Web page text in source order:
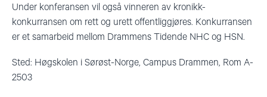
Under konferansen vil også vinneren av kronikk-
konkurransen om rett og urett offentliggjøres. Konkurransen
er et samarbeid mellom Drammens Tidende NHC og HSN.
Sted: Høgskolen i Sørøst-Norge, Campus Drammen, Rom A-
2503